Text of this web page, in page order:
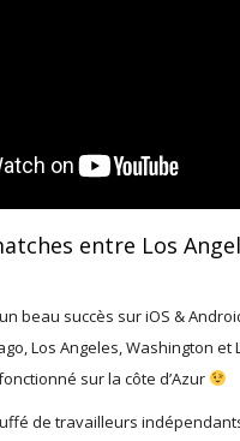
entre Los
beau succès sur iOS &
Los Angeles, Washington et
sur la côte d’Azur
de travailleurs